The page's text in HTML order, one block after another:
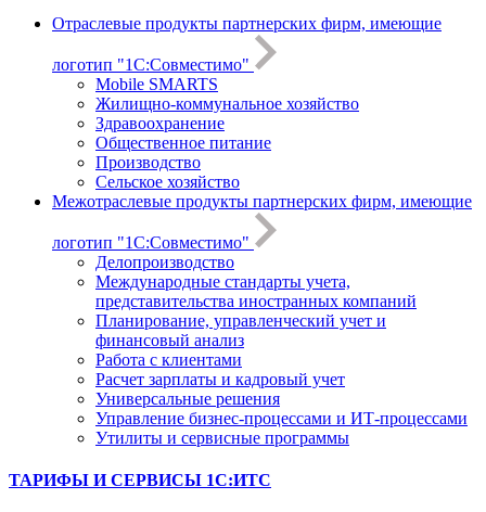
Отраслевые продукты партнерских фирм, имеющие
логотип "1С:Совместимо"
Mobile SMARTS
Жилищно-коммунальное хозяйство
Здравоохранение
Общественное питание
Производство
Сельское хозяйство
Межотраслевые продукты партнерских фирм, имеющие
логотип "1С:Совместимо"
Делопроизводство
Международные стандарты учета,
представительства иностранных компаний
Планирование, управленческий учет и
финансовый анализ
Работа с клиентами
Расчет зарплаты и кадровый учет
Универсальные решения
Управление бизнес-процессами и ИТ-процессами
Утилиты и сервисные программы
ТАРИФЫ И СЕРВИСЫ 1С:ИТС